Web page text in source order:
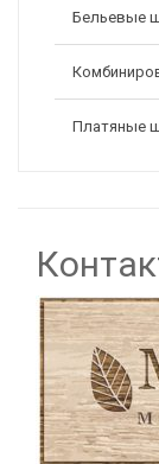
Бельевые
Платяные